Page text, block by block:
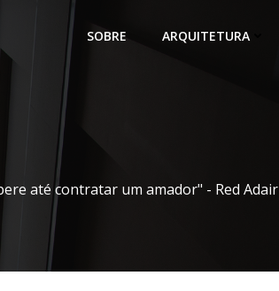
SOBRE ARQUITETURA
até contratar um amador" - Red Adair